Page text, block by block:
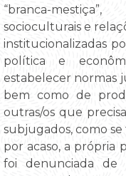
“branca-
socioculturais e
institucionalizadas
política e
estabelecer normas
bem como de
outras/os que
subjugados, como
por acaso, a própria
foi denunciada de